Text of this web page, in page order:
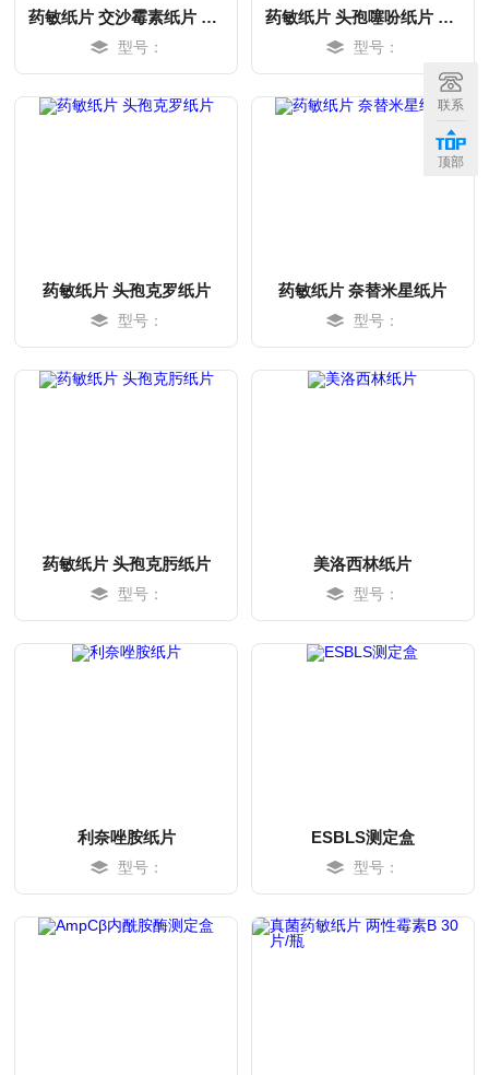
药敏纸片 交沙霉素纸片 每瓶15ug
型号：
药敏纸片 头孢噻吩纸片 每瓶30ug
型号：
药敏纸片 头孢克罗纸片
型号：
药敏纸片 奈替米星纸片
型号：
药敏纸片 头孢克肟纸片
型号：
美洛西林纸片
型号：
利奈唑胺纸片
型号：
ESBLS测定盒
型号：
联系
顶部